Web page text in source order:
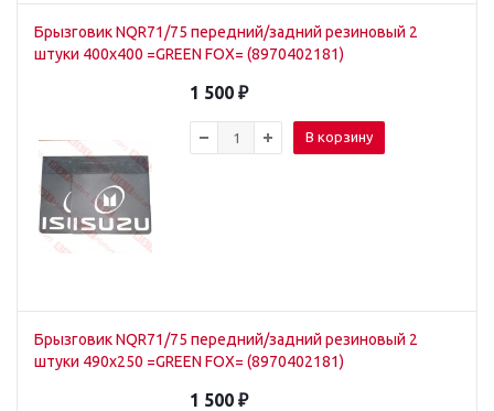
Брызговик NQR71/75 передний/задний резиновый 2
штуки 400x400 =GREEN FOX= (8970402181)
1 500 ₽
В корзину
Брызговик NQR71/75 передний/задний резиновый 2
штуки 490x250 =GREEN FOX= (8970402181)
1 500 ₽